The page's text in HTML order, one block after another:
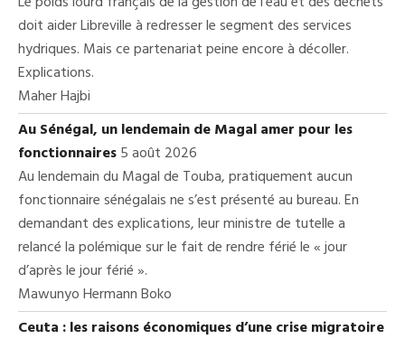
doit aider Libreville à redresser le segment des services
hydriques. Mais ce partenariat peine encore à décoller.
Explications.
Maher Hajbi
Au Sénégal, un lendemain de Magal amer pour les
fonctionnaires5 août 2026
Au lendemain du Magal de Touba, pratiquement aucun
fonctionnaire sénégalais ne s’est présenté au bureau. En
demandant des explications, leur ministre de tutelle a
relancé la polémique sur le fait de rendre férié le « jour
d’après le jour férié ».
Mawunyo Hermann Boko
Ceuta : les raisons économiques d’une crise migratoire